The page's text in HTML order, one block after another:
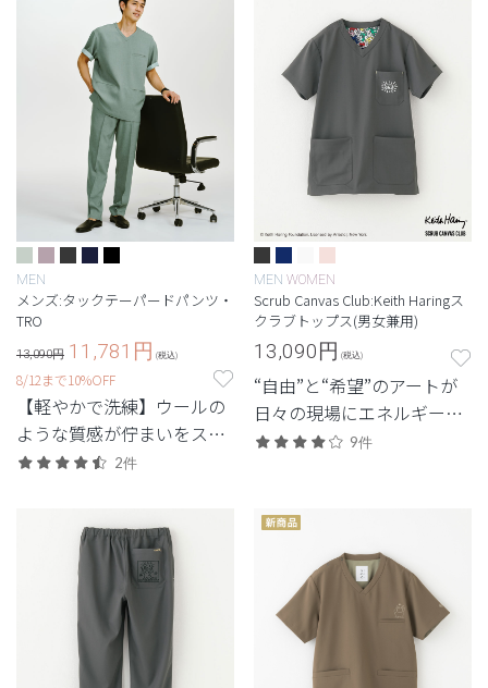
MEN
メンズ:タックテーパードパンツ・
TRO
13,090円 11,781 円 (税込)
8/12まで10%OFF
【軽やかで洗練】ウールの
ような質感が佇まいをスマ
ートに引き立てる定番シリ
2件
MEN WOMEN
Scrub Canvas Club:Keith Haringス
クラブトップス(男女兼用)
13,090円 (税込)
“自由”と“希望”のアートが
日々の現場にエネルギーを
もたらす。キース・ヘリン
9件